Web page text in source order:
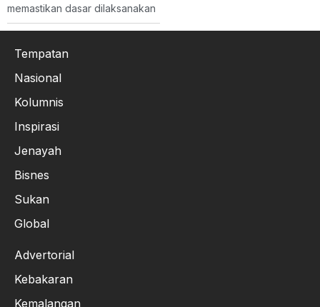
memastikan dasar dilaksanakan
Tempatan
Nasional
Kolumnis
Inspirasi
Jenayah
Bisnes
Sukan
Global
Advertorial
Kebakaran
Kemalangan